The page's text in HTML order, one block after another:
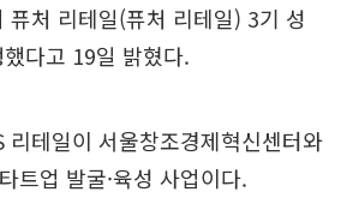
퓨처 리테일(퓨처 리테일) 3기 성
다고 19일 밝혔다.
리테일이 서울창조경제혁신센터와
트업 발굴·육성 사업이다.